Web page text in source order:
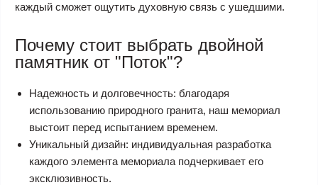
каждый сможет ощутить духовную связь с ушедшими.
Почему стоит выбрать двойной
памятник от "Поток"?
Надежность и долговечность: благодаря
использованию природного гранита, наш мемориал
выстоит перед испытанием временем.
Уникальный дизайн: индивидуальная разработка
каждого элемента мемориала подчеркивает его
эксклюзивность.